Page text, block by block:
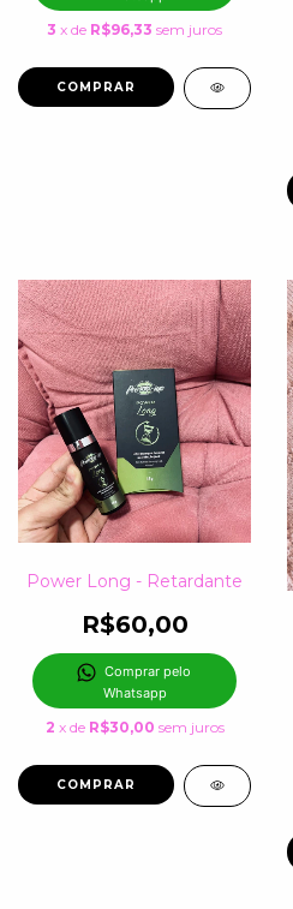
3 x de R$96,33 sem juros
Power Long - Retardante
R$60,00
Comprar pelo
Whatsapp
2 x de R$30,00 sem juros